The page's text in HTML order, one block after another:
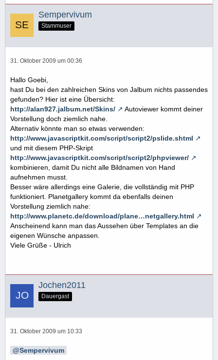
Sempervivum
Stammuser
31. Oktober 2009 um 00:36
Hallo Goebi,
hast Du bei den zahlreichen Skins von Jalbum nichts passendes
gefunden? Hier ist eine Übersicht:
http://alan927.jalbum.net/Skins/
Autoviewer kommt deiner
Vorstellung doch ziemlich nahe.
Alternativ könnte man so etwas verwenden:
http://www.javascriptkit.com/script/script2/pslide.shtml
und mit diesem PHP-Skript
http://www.javascriptkit.com/script/script2/phpviewer/
kombinieren, damit Du nicht alle Bildnamen von Hand
aufnehmen musst.
Besser wäre allerdings eine Galerie, die vollständig mit PHP
funktioniert. Planetgallery kommt da ebenfalls deinen
Vorstellung ziemlich nahe:
http://www.planetc.de/download/plane…netgallery.html
Anscheinend kann man das Aussehen über Templates an die
eigenen Wünsche anpassen.
Viele Grüße - Ulrich
Jochen2011
Dauergast
31. Oktober 2009 um 10:33
Sempervivum